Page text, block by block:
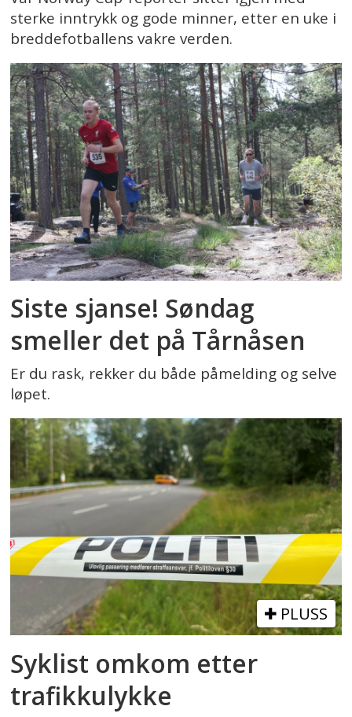
sterke inntrykk og gode minner, etter en uke i
breddefotballens vakre verden.
Siste sjanse! Søndag
smeller det på Tårnåsen
Er du rask, rekker du både påmelding og selve
løpet.
PLUSS
Syklist omkom etter
trafikkulykke